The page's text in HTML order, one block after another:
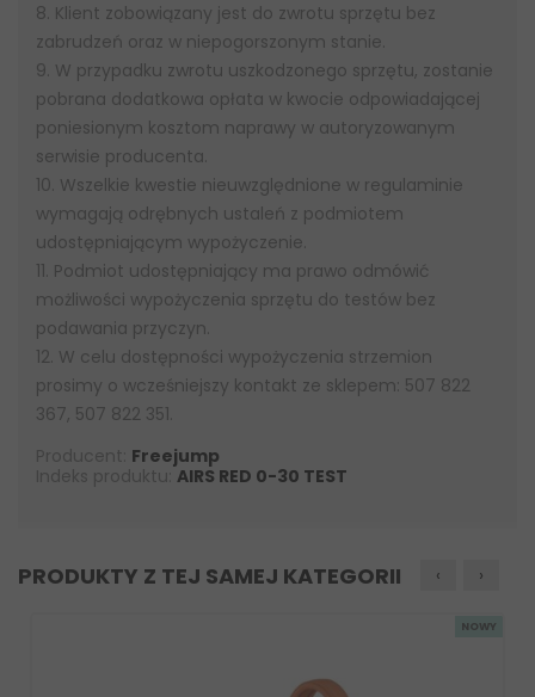
8. Klient zobowiązany jest do zwrotu sprzętu bez
zabrudzeń oraz w niepogorszonym stanie.
9. W przypadku zwrotu uszkodzonego sprzętu, zostanie
pobrana dodatkowa opłata w kwocie odpowiadającej
poniesionym kosztom naprawy w autoryzowanym
serwisie producenta.
10. Wszelkie kwestie nieuwzględnione w regulaminie
wymagają odrębnych ustaleń z podmiotem
udostępniającym wypożyczenie.
11. Podmiot udostępniający ma prawo odmówić
możliwości wypożyczenia sprzętu do testów bez
podawania przyczyn.
12. W celu dostępności wypożyczenia strzemion
prosimy o wcześniejszy kontakt ze sklepem: 507 822
367, 507 822 351.
Producent: Freejump
Indeks produktu: AIRS RED 0-30 TEST
PRODUKTY Z TEJ SAMEJ KATEGORII ‹ ›